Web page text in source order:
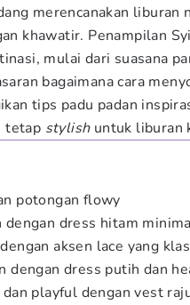
merencanakan liburan
khawatir. Penampilan
mulai dari suasana
bagaimana cara
tips padu padan
tetap stylishuntuk liburan
potongan flowy
dengan dress hitam
aksen lace yang
dengan dress putih dan
playful dengan vest